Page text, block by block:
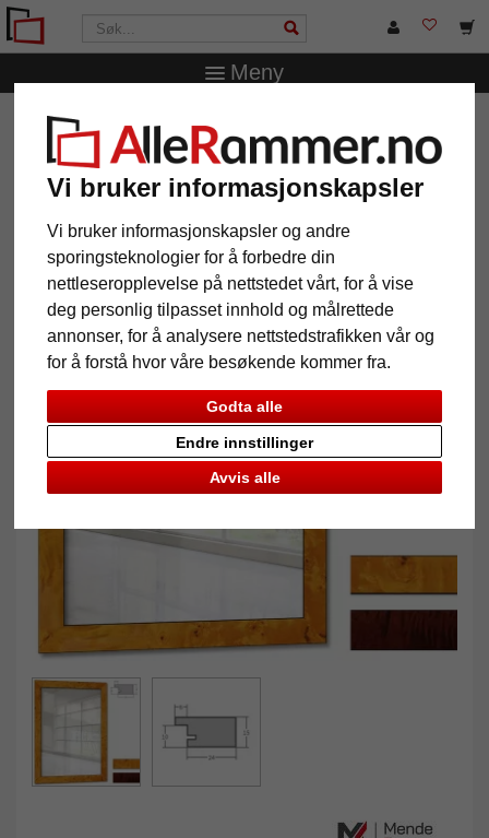
Vi bruker informasjonskapsler
Vi bruker informasjonskapsler og andre
sporingsteknologier for å forbedre din
nettleseropplevelse på nettstedet vårt, for å vise
deg personlig tilpasset innhold og målrettede
annonser, for å analysere nettstedstrafikken vår og
for å forstå hvor våre besøkende kommer fra.
Godta alle
Avvis alle
Endre innstillinger
Meny
AlleRammer.no
Dogo etter mål
Veggspeil Dogo etter mål
Tilbake